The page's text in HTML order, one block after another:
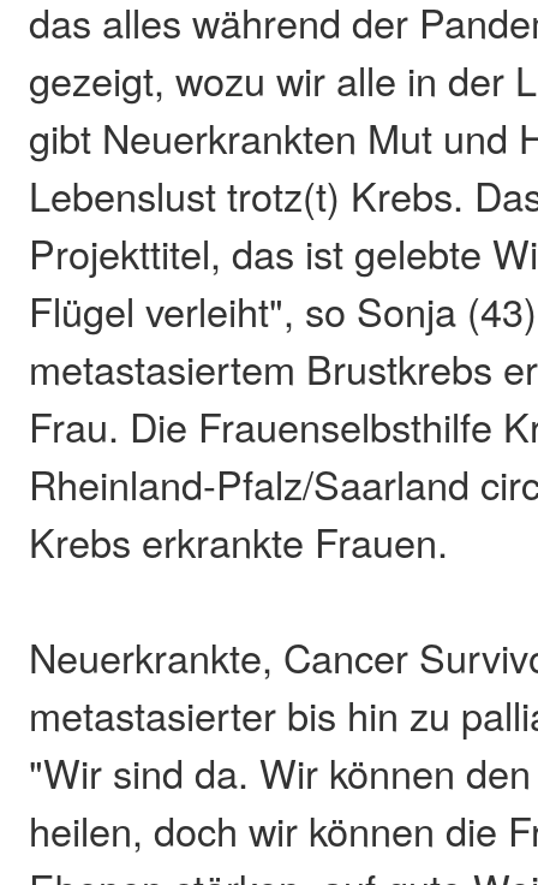
das alles während der
gezeigt, wozu wir alle in der
gibt Neuerkrankten Mut und
Lebenslust trotz(t) Krebs.
Projekttitel, das ist gelebte
Flügel verleiht", so Sonja
metastasiertem Brustkrebs
Frau. Die Frauenselbsthilfe
Rheinland-Pfalz/Saarland
Krebs erkrankte Frauen.
Neuerkrankte, Cancer
metastasierter bis hin zu
"Wir sind da. Wir können
heilen, doch wir können die